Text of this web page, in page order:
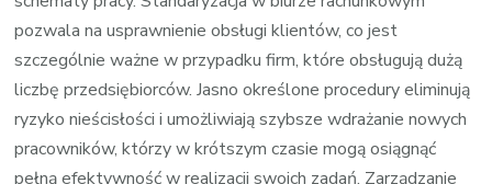
pozwala na usprawnienie obsługi klientów, co jest
szczególnie ważne w przypadku firm, które obsługują dużą
liczbę przedsiębiorców. Jasno określone procedury eliminują
ryzyko nieścisłości i umożliwiają szybsze wdrażanie nowych
pracowników, którzy w krótszym czasie mogą osiągnąć
pełną efektywność w realizacji swoich zadań. Zarządzanie